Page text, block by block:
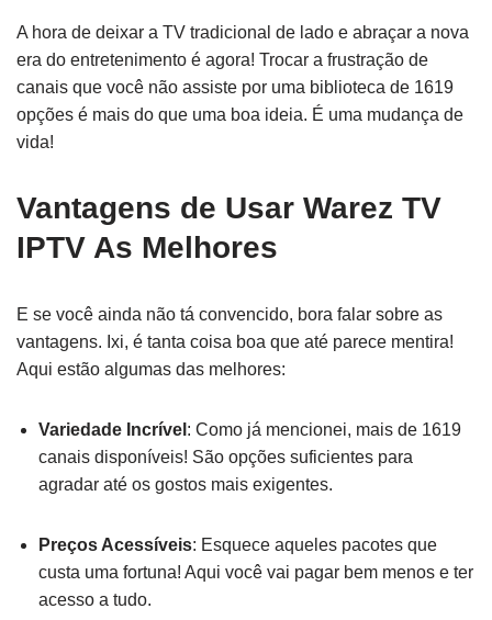
A hora de deixar a TV tradicional de lado e abraçar a nova
era do entretenimento é agora! Trocar a frustração de
canais que você não assiste por uma biblioteca de 1619
opções é mais do que uma boa ideia. É uma mudança de
vida!
Vantagens de Usar Warez TV
IPTV As Melhores
E se você ainda não tá convencido, bora falar sobre as
vantagens. Ixi, é tanta coisa boa que até parece mentira!
Aqui estão algumas das melhores:
Variedade Incrível : Como já mencionei, mais de 1619
canais disponíveis! São opções suficientes para
agradar até os gostos mais exigentes.
Preços Acessíveis: Esquece aqueles pacotes que
custa uma fortuna! Aqui você vai pagar bem menos e ter
acesso a tudo.